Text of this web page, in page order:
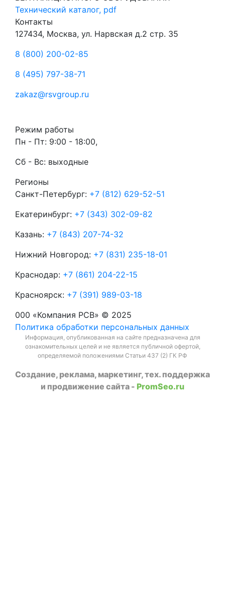
Технический каталог, pdf
Контакты
127434, Москва, ул. Нарвская д.2 стр. 35
8 (800) 200-02-85
8 (495) 797-38-71
zakaz@rsvgroup.ru
Режим работы
Пн - Пт: 9:00 - 18:00,
Сб - Вс: выходные
Регионы
Санкт-Петербург: +7 (812) 629-52-51
Екатеринбург: +7 (343) 302-09-82
Казань: +7 (843) 207-74-32
Нижний Новгород: +7 (831) 235-18-01
Краснодар: +7 (861) 204-22-15
Красноярск: +7 (391) 989-03-18
000 «Компания РСВ» © 2025
Политика обработки персональных данных
Информация, опубликованная на сайте предназначена для
ознакомительных целей и не является публичной офертой,
определяемой положениями Статьи 437 (2) ГК РФ
Создание, реклама, маркетинг, тех. поддержка
и продвижение сайта - PromSeo.ru